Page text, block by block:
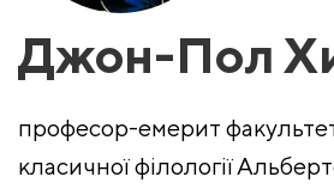
Джон-Пол
професор-емерит факультету
класичної філології